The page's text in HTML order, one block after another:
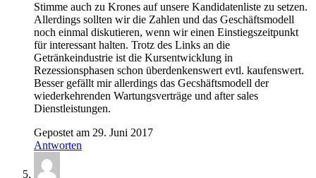
Stimme auch zu Krones auf unsere Kandidatenliste zu setzen.
Allerdings sollten wir die Zahlen und das Geschäftsmodell
noch einmal diskutieren, wenn wir einen Einstiegszeitpunkt
für interessant halten. Trotz des Links an die
Getränkeindustrie ist die Kursentwicklung in
Rezessionsphasen schon überdenkenswert evtl. kaufenswert.
Besser gefällt mir allerdings das Gecshäftsmodell der
wiederkehrenden Wartungsverträge und after sales
Dienstleistungen.
Gepostet am 29. Juni 2017
Antworten